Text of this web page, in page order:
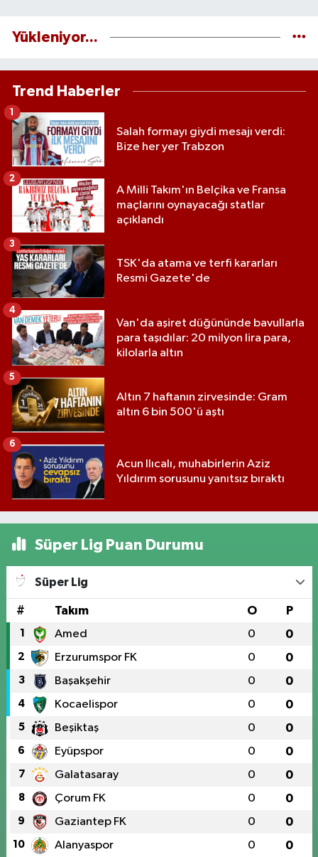
Yükleniyor...
Trend Haberler
Salah formayı giydi mesajı verdi:
Bize her yer Trabzon
1
A Milli Takım'ın Belçika ve Fransa
maçlarını oynayacağı statlar
açıklandı
2
TSK'da atama ve terfi kararları
Resmi Gazete'de
3
Van'da aşiret düğününde bavullarla
para taşıdılar: 20 milyon lira para,
kilolarla altın
4
Altın 7 haftanın zirvesinde: Gram
altın 6 bin 500'ü aştı
5
Acun Ilıcalı, muhabirlerin Aziz
Yıldırım sorusunu yanıtsız bıraktı
6
Süper Lig Puan Durumu
Süper Lig
# Takım O P
1 Amed 0 0
2 Erzurumspor FK 0 0
3 Başakşehir 0 0
4 Kocaelispor 0 0
5 Beşiktaş 0 0
6 Eyüpspor 0 0
7 Galatasaray 0 0
8 Çorum FK 0 0
9 Gaziantep FK 0 0
10 Alanyaspor 0 0